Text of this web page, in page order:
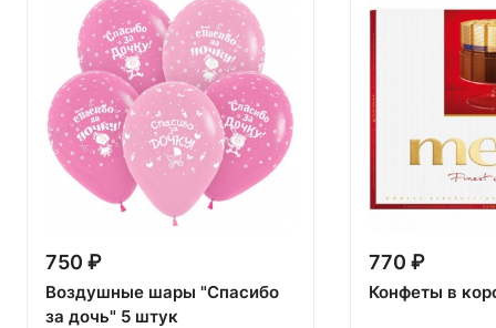
750 ₽
Воздушные шары "Спасибо
за дочь" 5 штук
770 ₽
Конфеты в